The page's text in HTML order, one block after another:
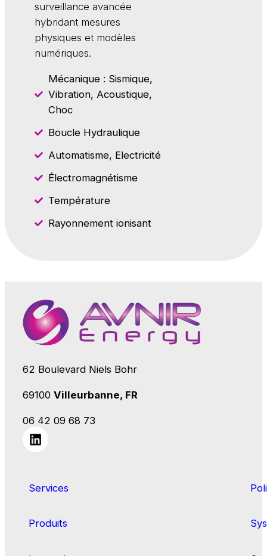
surveillance avancée
hybridant mesures
physiques et modèles
numériques.
Mécanique : Sismique,
Vibration, Acoustique,
Choc
Boucle Hydraulique
Automatisme, Electricité
Électromagnétisme
Température
Rayonnement ionisant
62 Boulevard Niels Bohr
69100 Villeurbanne, FR
06 42 09 68 73
Services
Produits